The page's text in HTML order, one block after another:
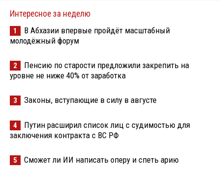
Интересное за неделю
1
В Абхазии впервые пройдёт масштабный
молодёжный форум
2
Пенсию по старости предложили закрепить на
уровне не ниже 40% от заработка
3 Законы, вступающие в силу в августе
4
Путин расширил список лиц с судимостью для
заключения контракта с ВС РФ
5 Сможет ли ИИ написать оперу и спеть арию